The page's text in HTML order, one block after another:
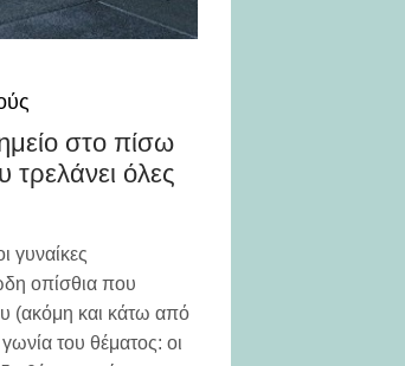
στο πίσω
όλες
γυναίκες
οπίσθια που
(ακόμη και κάτω από
γωνία του θέματος: οι